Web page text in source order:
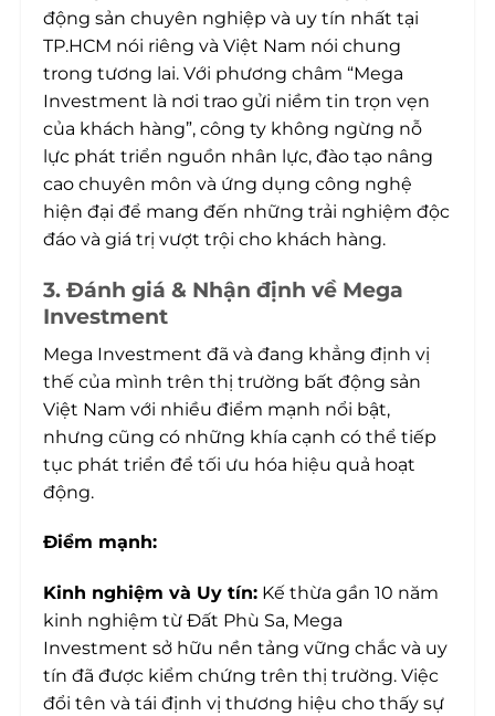
động sản chuyên nghiệp và uy tín nhất tại
TP.HCM nói riêng và Việt Nam nói chung
trong tương lai. Với phương châm “Mega
Investment là nơi trao gửi niềm tin trọn vẹn
của khách hàng”, công ty không ngừng nỗ
lực phát triển nguồn nhân lực, đào tạo nâng
cao chuyên môn và ứng dụng công nghệ
hiện đại để mang đến những trải nghiệm độc
đáo và giá trị vượt trội cho khách hàng.
3. Đánh giá & Nhận định về Mega
Investment
Mega Investment đã và đang khẳng định vị
thế của mình trên thị trường bất động sản
Việt Nam với nhiều điểm mạnh nổi bật,
nhưng cũng có những khía cạnh có thể tiếp
tục phát triển để tối ưu hóa hiệu quả hoạt
động.
Điểm mạnh:
Kinh nghiệm và Uy tín: Kế thừa gần 10 năm
kinh nghiệm từ Đất Phù Sa, Mega
Investment sở hữu nền tảng vững chắc và uy
tín đã được kiểm chứng trên thị trường. Việc
đổi tên và tái định vị thương hiệu cho thấy sự